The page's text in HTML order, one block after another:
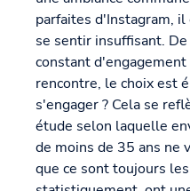
parfaites d'Instagram,
se sentir insuffisant.
constant
rencontre, le choix est
s'engager ? Cela se
étude selon laquelle
de moins de 35 ans ne
que ce sont toujours